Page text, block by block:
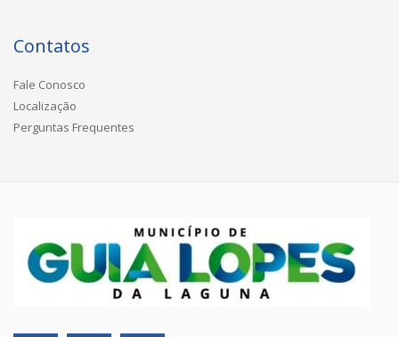
Contatos
Fale Conosco
Localização
Perguntas Frequentes